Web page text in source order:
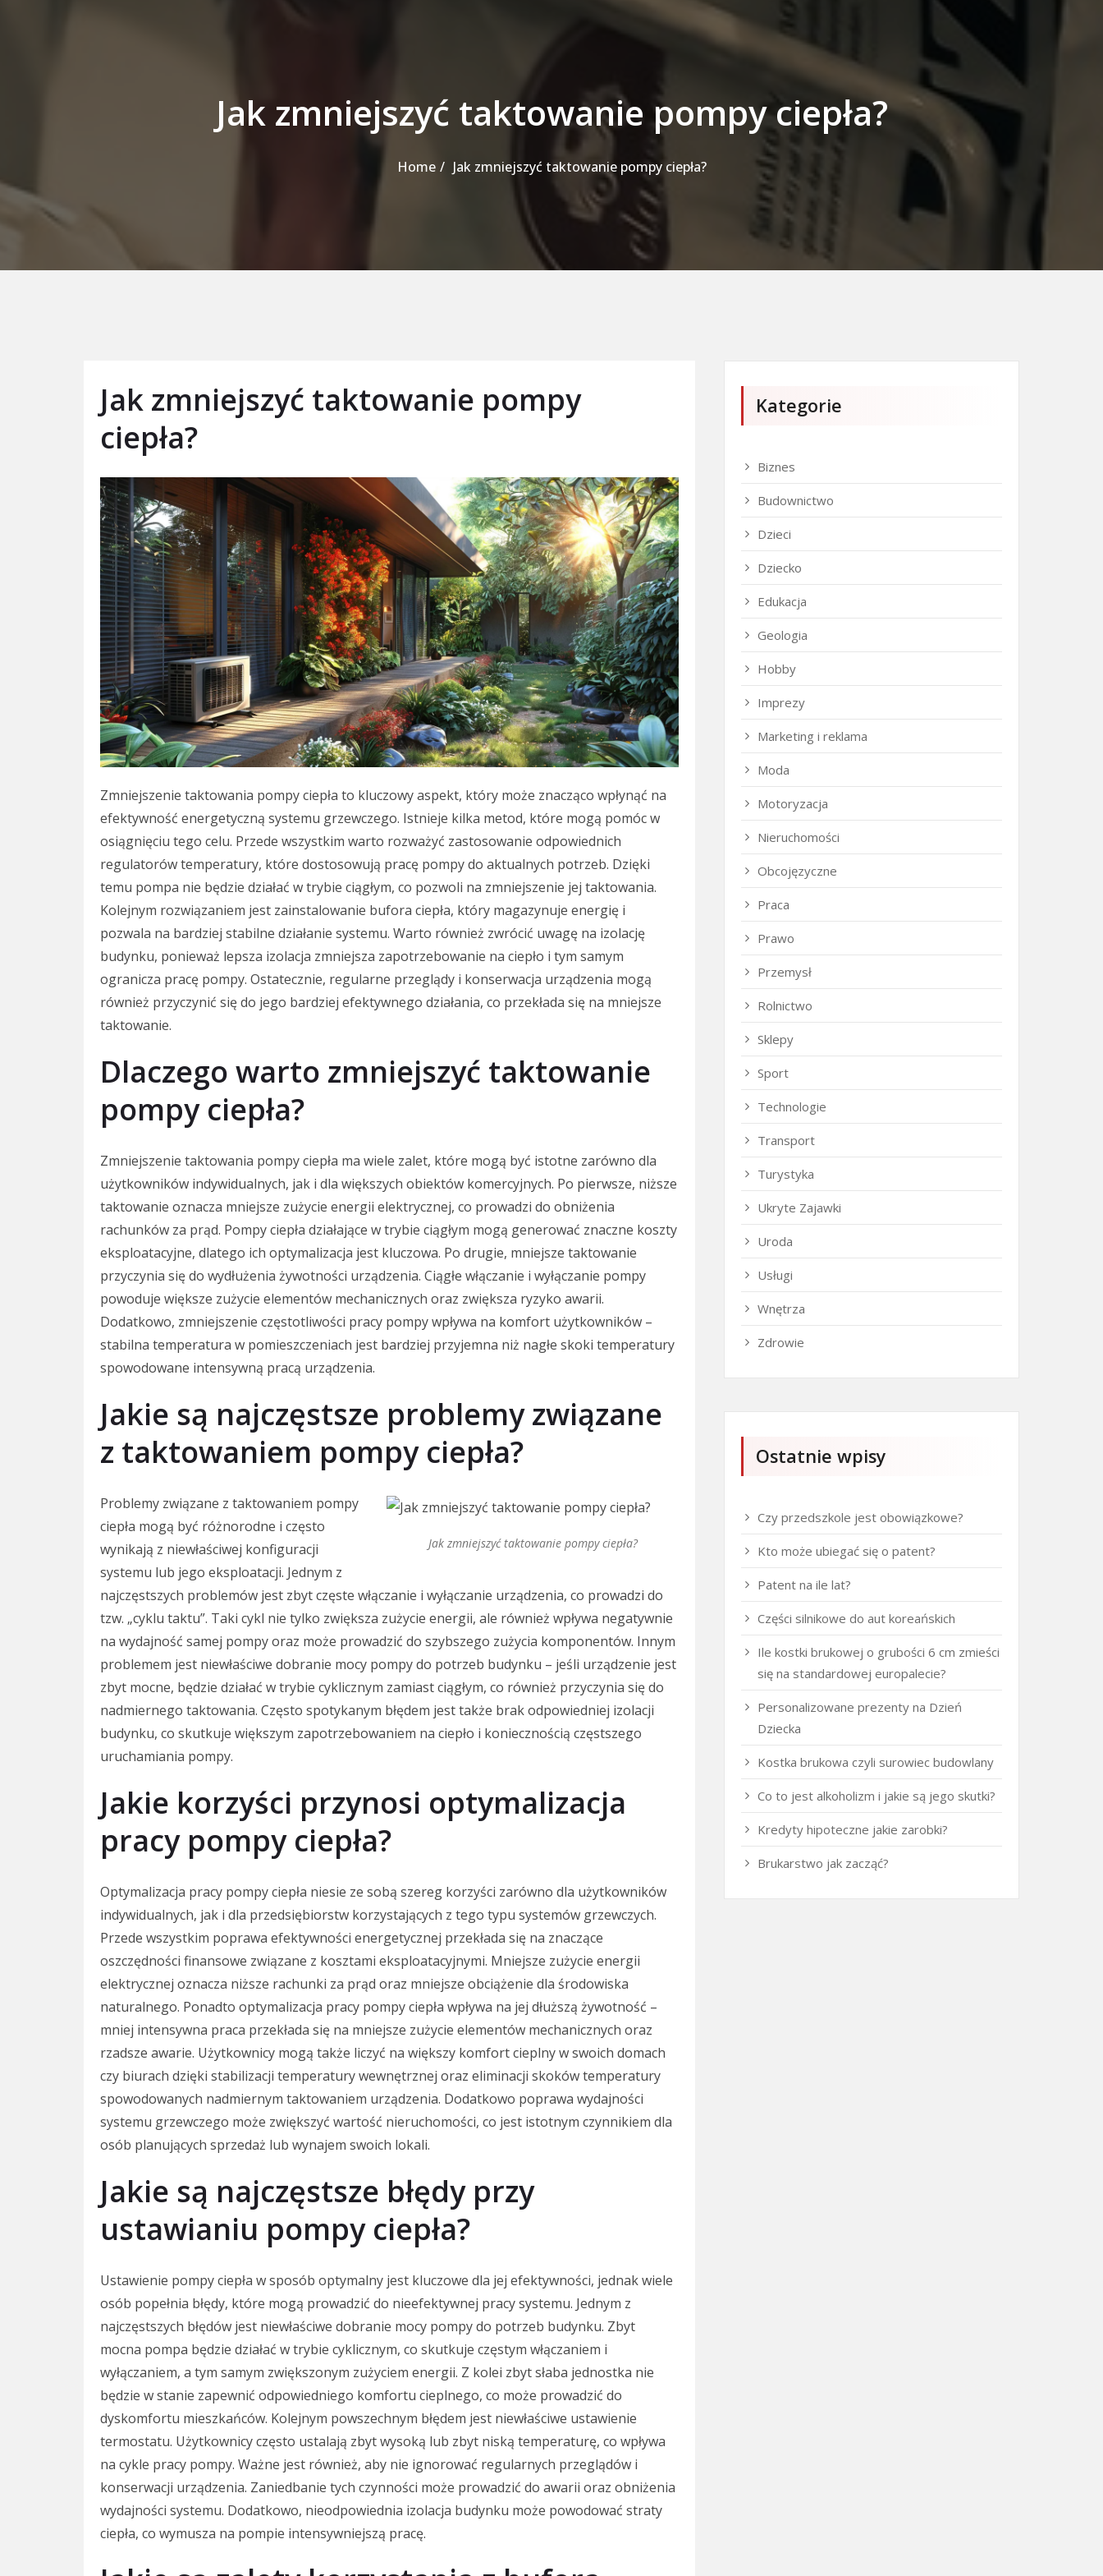
Jak zmniejszyć taktowanie pompy ciepła?
Home Jak zmniejszyć taktowanie pompy ciepła?
Jak zmniejszyć taktowanie pompy
ciepła?
Zmniejszenie taktowania pompy ciepła to kluczowy aspekt, który może znacząco wpłynąć na
efektywność energetyczną systemu grzewczego. Istnieje kilka metod, które mogą pomóc w
osiągnięciu tego celu. Przede wszystkim warto rozważyć zastosowanie odpowiednich
regulatorów temperatury, które dostosowują pracę pompy do aktualnych potrzeb. Dzięki
temu pompa nie będzie działać w trybie ciągłym, co pozwoli na zmniejszenie jej taktowania.
Kolejnym rozwiązaniem jest zainstalowanie bufora ciepła, który magazynuje energię i
pozwala na bardziej stabilne działanie systemu. Warto również zwrócić uwagę na izolację
budynku, ponieważ lepsza izolacja zmniejsza zapotrzebowanie na ciepło i tym samym
ogranicza pracę pompy. Ostatecznie, regularne przeglądy i konserwacja urządzenia mogą
również przyczynić się do jego bardziej efektywnego działania, co przekłada się na mniejsze
taktowanie.
Dlaczego warto zmniejszyć taktowanie
pompy ciepła?
Zmniejszenie taktowania pompy ciepła ma wiele zalet, które mogą być istotne zarówno dla
użytkowników indywidualnych, jak i dla większych obiektów komercyjnych. Po pierwsze, niższe
taktowanie oznacza mniejsze zużycie energii elektrycznej, co prowadzi do obniżenia
rachunków za prąd. Pompy ciepła działające w trybie ciągłym mogą generować znaczne koszty
eksploatacyjne, dlatego ich optymalizacja jest kluczowa. Po drugie, mniejsze taktowanie
przyczynia się do wydłużenia żywotności urządzenia. Ciągłe włączanie i wyłączanie pompy
powoduje większe zużycie elementów mechanicznych oraz zwiększa ryzyko awarii.
Dodatkowo, zmniejszenie częstotliwości pracy pompy wpływa na komfort użytkowników –
stabilna temperatura w pomieszczeniach jest bardziej przyjemna niż nagłe skoki temperatury
spowodowane intensywną pracą urządzenia.
Jakie są najczęstsze problemy związane
z taktowaniem pompy ciepła?
Jak zmniejszyć taktowanie pompy ciepła?
Problemy związane z taktowaniem pompy
ciepła mogą być różnorodne i często
wynikają z niewłaściwej konfiguracji
systemu lub jego eksploatacji. Jednym z
najczęstszych problemów jest zbyt częste włączanie i wyłączanie urządzenia, co prowadzi do
tzw. „cyklu taktu”. Taki cykl nie tylko zwiększa zużycie energii, ale również wpływa negatywnie
na wydajność samej pompy oraz może prowadzić do szybszego zużycia komponentów. Innym
problemem jest niewłaściwe dobranie mocy pompy do potrzeb budynku – jeśli urządzenie jest
zbyt mocne, będzie działać w trybie cyklicznym zamiast ciągłym, co również przyczynia się do
nadmiernego taktowania. Często spotykanym błędem jest także brak odpowiedniej izolacji
budynku, co skutkuje większym zapotrzebowaniem na ciepło i koniecznością częstszego
uruchamiania pompy.
Jakie korzyści przynosi optymalizacja
pracy pompy ciepła?
Optymalizacja pracy pompy ciepła niesie ze sobą szereg korzyści zarówno dla użytkowników
indywidualnych, jak i dla przedsiębiorstw korzystających z tego typu systemów grzewczych.
Przede wszystkim poprawa efektywności energetycznej przekłada się na znaczące
oszczędności finansowe związane z kosztami eksploatacyjnymi. Mniejsze zużycie energii
elektrycznej oznacza niższe rachunki za prąd oraz mniejsze obciążenie dla środowiska
naturalnego. Ponadto optymalizacja pracy pompy ciepła wpływa na jej dłuższą żywotność –
mniej intensywna praca przekłada się na mniejsze zużycie elementów mechanicznych oraz
rzadsze awarie. Użytkownicy mogą także liczyć na większy komfort cieplny w swoich domach
czy biurach dzięki stabilizacji temperatury wewnętrznej oraz eliminacji skoków temperatury
spowodowanych nadmiernym taktowaniem urządzenia. Dodatkowo poprawa wydajności
systemu grzewczego może zwiększyć wartość nieruchomości, co jest istotnym czynnikiem dla
osób planujących sprzedaż lub wynajem swoich lokali.
Jakie są najczęstsze błędy przy
ustawianiu pompy ciepła?
Ustawienie pompy ciepła w sposób optymalny jest kluczowe dla jej efektywności, jednak wiele
osób popełnia błędy, które mogą prowadzić do nieefektywnej pracy systemu. Jednym z
najczęstszych błędów jest niewłaściwe dobranie mocy pompy do potrzeb budynku. Zbyt
mocna pompa będzie działać w trybie cyklicznym, co skutkuje częstym włączaniem i
wyłączaniem, a tym samym zwiększonym zużyciem energii. Z kolei zbyt słaba jednostka nie
będzie w stanie zapewnić odpowiedniego komfortu cieplnego, co może prowadzić do
dyskomfortu mieszkańców. Kolejnym powszechnym błędem jest niewłaściwe ustawienie
termostatu. Użytkownicy często ustalają zbyt wysoką lub zbyt niską temperaturę, co wpływa
na cykle pracy pompy. Ważne jest również, aby nie ignorować regularnych przeglądów i
konserwacji urządzenia. Zaniedbanie tych czynności może prowadzić do awarii oraz obniżenia
wydajności systemu. Dodatkowo, nieodpowiednia izolacja budynku może powodować straty
ciepła, co wymusza na pompie intensywniejszą pracę.
Kategorie
Biznes
Budownictwo
Dzieci
Dziecko
Edukacja
Geologia
Hobby
Imprezy
Marketing i reklama
Moda
Motoryzacja
Nieruchomości
Obcojęzyczne
Praca
Prawo
Przemysł
Rolnictwo
Sklepy
Sport
Technologie
Transport
Turystyka
Ukryte Zajawki
Uroda
Usługi
Wnętrza
Zdrowie
Ostatnie wpisy
Czy przedszkole jest obowiązkowe?
Kto może ubiegać się o patent?
Patent na ile lat?
Części silnikowe do aut koreańskich
Ile kostki brukowej o grubości 6 cm zmieści
się na standardowej europalecie?
Personalizowane prezenty na Dzień
Dziecka
Kostka brukowa czyli surowiec budowlany
Co to jest alkoholizm i jakie są jego skutki?
Kredyty hipoteczne jakie zarobki?
Brukarstwo jak zacząć?